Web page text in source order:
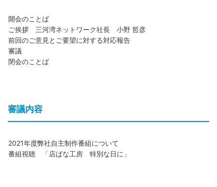
開会のことば
ご挨拶 三河湾ネットワーク社長 小野 哲彦
前回のご意見とご要望に対する対応報告
審議
閉会のことば
審議内容
2021年度弊社自主制作番組について
番組視聴 「店ばな工房 特別な日に」